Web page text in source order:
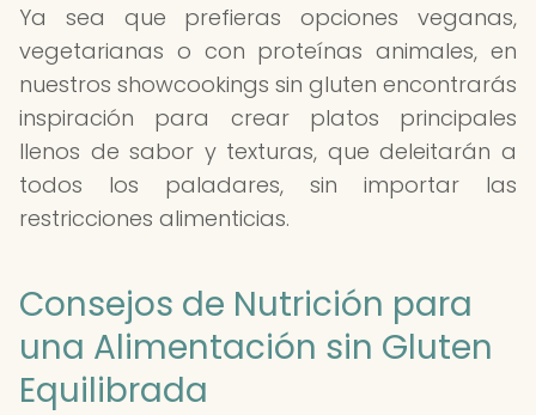
Ya sea que prefieras opciones veganas,
vegetarianas o con proteínas animales, en
nuestros showcookings sin gluten encontrarás
inspiración para crear platos principales
llenos de sabor y texturas, que deleitarán a
todos los paladares, sin importar las
restricciones alimenticias.
Consejos de Nutrición para
una Alimentación sin Gluten
Equilibrada